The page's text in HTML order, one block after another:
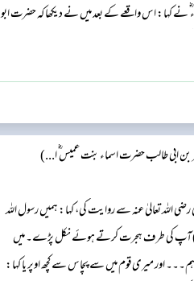
نے کہا: اس واقعے کے بعد میں نے دیکھا کہ حضرت ابو
ابی طالب حضرت اسماء بنت عمیس ؓ ا...)
اللہ تعالیٰ عنہ سے روایت کی، کہا: ہمیں رسول اللہ
آپ کی طرف ہجرت کرتے ہوئے نکل پڑے۔ میں
اور میری قوم میں سے پچاس سے کچھ اوپر یا کہا: